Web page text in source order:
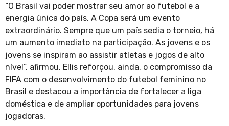
“O Brasil vai poder mostrar seu amor ao futebol e a
energia única do país. A Copa será um evento
extraordinário. Sempre que um país sedia o torneio, há
um aumento imediato na participação. As jovens e os
jovens se inspiram ao assistir atletas e jogos de alto
nível”, afirmou. Ellis reforçou, ainda, o compromisso da
FIFA com o desenvolvimento do futebol feminino no
Brasil e destacou a importância de fortalecer a liga
doméstica e de ampliar oportunidades para jovens
jogadoras.